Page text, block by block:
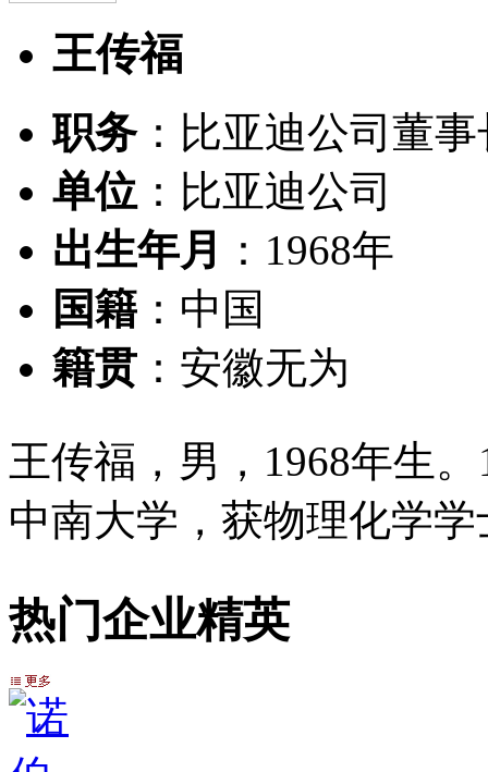
王传福
职务：比亚迪公司董事
单位 ：比亚迪公司
出生年月
：1968年
国籍 ：中国
籍贯 ：安徽无为
王传福，男，1968年生
中南大学，获物理化学
热门企业精英